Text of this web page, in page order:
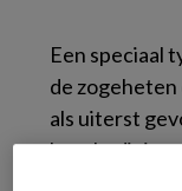
Een speciaal
de
als uiterst